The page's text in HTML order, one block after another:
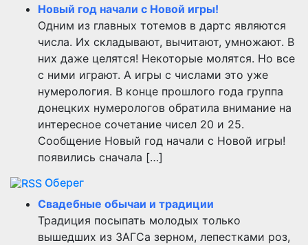
Новый год начали с Новой игры!
Одним из главных тотемов в дартс являются
числа. Их складывают, вычитают, умножают. В
них даже целятся! Некоторые молятся. Но все
с ними играют. А игры с числами это уже
нумерология. В конце прошлого года группа
донецких нумерологов обратила внимание на
интересное сочетание чисел 20 и 25.
Сообщение Новый год начали с Новой игры!
появились сначала […]
Оберег
Свадебные обычаи и традиции
Традиция посыпать молодых только
вышедших из ЗАГСа зерном, лепестками роз,